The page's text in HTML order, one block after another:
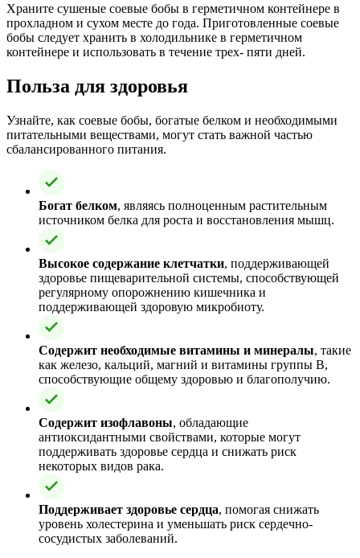
Храните сушеные соевые бобы в герметичном контейнере в
прохладном и сухом месте до года. Приготовленные соевые
бобы следует хранить в холодильнике в герметичном
контейнере и использовать в течение трех- пяти дней.
Польза для здоровья
Узнайте, как соевые бобы, богатые белком и необходимыми
питательными веществами, могут стать важной частью
сбалансированного питания.
Богат белком, являясь полноценным растительным
источником белка для роста и восстановления мышц.
Высокое содержание клетчатки, поддерживающей
здоровье пищеварительной системы, способствующей
регулярному опорожнению кишечника и
поддерживающей здоровую микробиоту.
Содержит необходимые витамины и минералы, такие
как железо, кальций, магний и витамины группы B,
способствующие общему здоровью и благополучию.
Содержит изофлавоны, обладающие
антиоксидантными свойствами, которые могут
поддерживать здоровье сердца и снижать риск
некоторых видов рака.
Поддерживает здоровье сердца, помогая снижать
уровень холестерина и уменьшать риск сердечно-
сосудистых заболеваний.